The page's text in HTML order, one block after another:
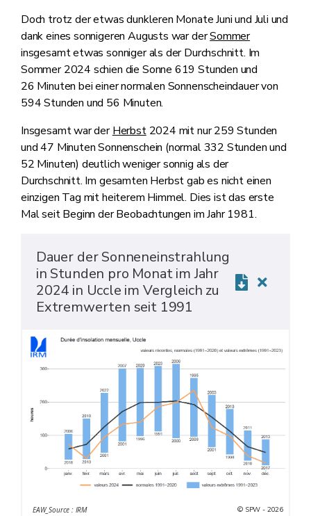
Doch trotz der etwas dunkleren Monate Juni und Juli und
dank eines sonnigeren Augusts war derSommer
insgesamt etwas sonniger als der Durchschnitt. Im
Sommer 2024 schien die Sonne 619 Stunden und
26 Minuten bei einer normalen Sonnenscheindauer von
594 Stunden und 56 Minuten.
Insgesamt war derHerbst2024 mit nur 259 Stunden
und 47 Minuten Sonnenschein (normal 332 Stunden und
52 Minuten) deutlich weniger sonnig als der
Durchschnitt. Im gesamten Herbst gab es nicht einen
einzigen Tag mit heiterem Himmel. Dies ist das erste
Mal seit Beginn der Beobachtungen im Jahr 1981.
Dauer der Sonneneinstrahlung
in Stunden pro Monat im Jahr
2024 in Uccle im Vergleich zu
Extremwerten seit 1991
EAW_Source : IRM © SPW - 2026